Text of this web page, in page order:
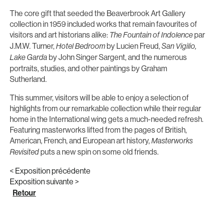
The core gift that seeded the Beaverbrook Art Gallery
collection in 1959 included works that remain favourites of
visitors and art historians alike: The Fountain of Indolence par
J.M.W. Turner,Hotel Bedroom by Lucien Freud,San Vigilio,
Lake Garda by John Singer Sargent, and the numerous
portraits, studies, and other paintings by Graham
Sutherland.
This summer, visitors will be able to enjoy a selection of
highlights from our remarkable collection while their regular
home in the International wing gets a much-needed refresh.
Featuring masterworks lifted from the pages of British,
American, French, and European art history,Masterworks
Revisitedputs a new spin on some old friends.
< Exposition précédente
Exposition suivante >
Retour